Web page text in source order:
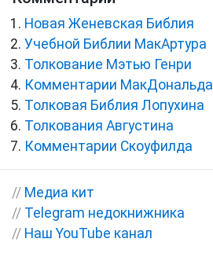
Новая Женевская Библия
Учебной Библии МакАртура
Толкование Мэтью Генри
Комментарии МакДональда
Толковая Библия Лопухина
Толкования Августина
Комментарии Скоуфилда
// Медиа кит
// Telegram недокнижника
// Наш YouTube канал